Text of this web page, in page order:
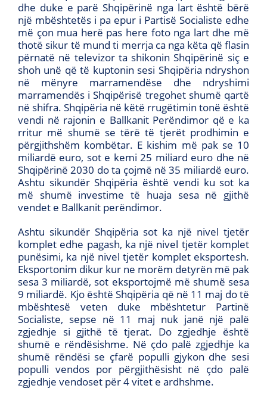
dhe duke e parë Shqipërinë nga lart është bërë
një mbështetës i pa epur i Partisë Socialiste edhe
më çon mua herë pas here foto nga lart dhe më
thotë sikur të mund ti merrja ca nga këta që flasin
përnatë në televizor ta shikonin Shqipërinë siç e
shoh unë që të kuptonin sesi Shqipëria ndryshon
në mënyre marramendëse dhe ndryshimi
marramendës i Shqipërisë tregohet shumë qartë
në shifra. Shqipëria në këtë rrugëtimin tonë është
vendi në rajonin e Ballkanit Perëndimor që e ka
rritur më shumë se tërë të tjerët prodhimin e
përgjithshëm kombëtar. E kishim më pak se 10
miliardë euro, sot e kemi 25 miliard euro dhe në
Shqipërinë 2030 do ta çojmë në 35 miliardë euro.
Ashtu sikundër Shqipëria është vendi ku sot ka
më shumë investime të huaja sesa në gjithë
vendet e Ballkanit perëndimor.
Ashtu sikundër Shqipëria sot ka një nivel tjetër
komplet edhe pagash, ka një nivel tjetër komplet
punësimi, ka një nivel tjetër komplet eksportesh.
Eksportonim dikur kur ne morëm detyrën më pak
sesa 3 miliardë, sot eksportojmë më shumë sesa
9 miliardë. Kjo është Shqipëria që në 11 maj do të
mbështesë veten duke mbështetur Partinë
Socialiste, sepse në 11 maj nuk janë një palë
zgjedhje si gjithë të tjerat. Do zgjedhje është
shumë e rëndësishme. Në çdo palë zgjedhje ka
shumë rëndësi se çfarë populli gjykon dhe sesi
populli vendos por përgjithësisht në çdo palë
zgjedhje vendoset për 4 vitet e ardhshme.